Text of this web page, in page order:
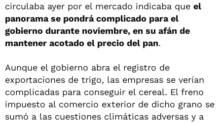
circulaba ayer por el mercado indicaba que el
panorama se pondrá complicado para el
gobierno durante noviembre, en su afán de
mantener acotado el precio del pan.
Aunque el gobierno abra el registro de
exportaciones de trigo, las empresas se verían
complicadas para conseguir el cereal. El freno
impuesto al comercio exterior de dicho grano se
sumó a las cuestiones climáticas adversas y a